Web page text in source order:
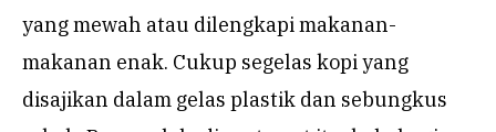
yang mewah atau dilengkapi makanan-
makanan enak. Cukup segelas kopi yang
disajikan dalam gelas plastik dan sebungkus